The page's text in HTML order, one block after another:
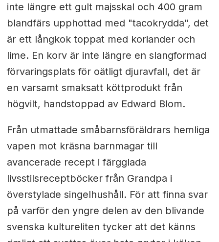
inte längre ett gult majsskal och 400 gram
blandfärs upphottad med "tacokrydda", det
är ett långkok toppat med koriander och
lime. En korv är inte längre en slangformad
förvaringsplats för oätligt djuravfall, det är
en varsamt smaksatt köttprodukt från
högvilt, handstoppad av Edward Blom.
Från utmattade småbarnsföräldrars hemliga
vapen mot kräsna barnmagar till
avancerade recept i färgglada
livsstilsreceptböcker från Grandpa i
överstylade singelhushåll. För att finna svar
på varför den yngre delen av den blivande
svenska kultureliten tycker att det känns